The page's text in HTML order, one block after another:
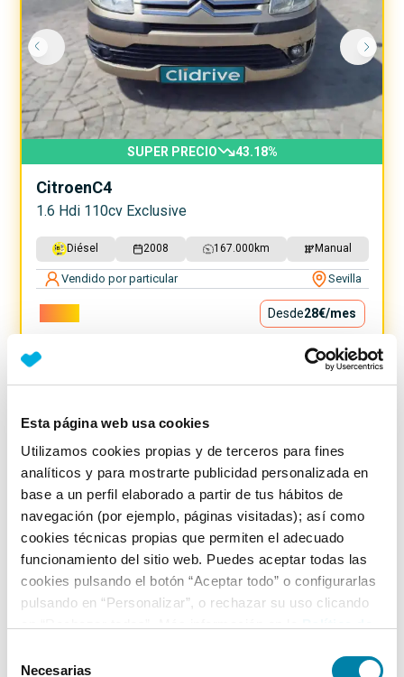
Esta página web usa cookies
Utilizamos cookies propias y de terceros para fines
analíticos y para mostrarte publicidad personalizada en
base a un perfil elaborado a partir de tus hábitos de
navegación (por ejemplo, páginas visitadas); así como
cookies técnicas propias que permiten el adecuado
funcionamiento del sitio web. Puedes aceptar todas las
cookies pulsando el botón “Aceptar todo” o configurarlas
pulsando en “Personalizar”, o rechazar su uso clicando
Necesarias
SUPER PRECIO 43.18%
CitroenC4
1.6 Hdi 110cv Exclusive
Diésel 2008 167.000 km Manual
Vendido por particular Sevilla
Desde28€/mes